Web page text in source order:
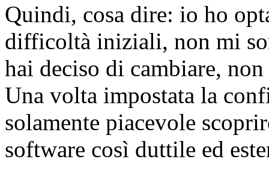
Quindi, cosa dire: io ho
difficoltà iniziali, non mi
hai deciso di cambiare,
Una volta impostata la
solamente piacevole
software così duttile ed